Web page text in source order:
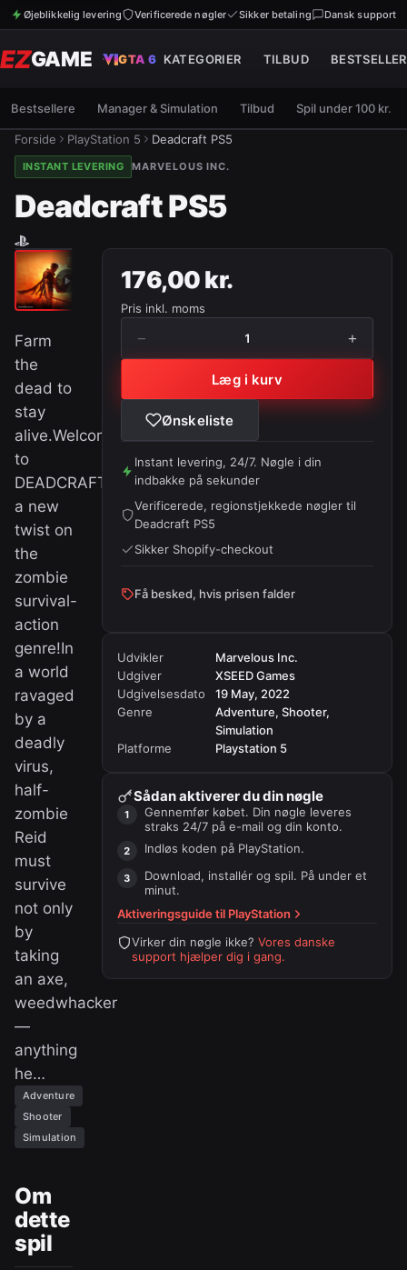
Øjeblikkelig levering Verificerede nøgler Sikker betaling Dansk support
EZGAME GTA 6 KATEGORIER TILBUD
Bestsellere Manager & Simulation Tilbud Spil under 100 kr.
Forside PlayStation 5 Deadcraft PS5
INSTANT LEVERING MARVELOUS INC.
Deadcraft PS5
Farm
the
dead to
stay
alive.Welcome
to
DEADCRAFT,
a new
twist on
the
zombie
survival-
action
genre!In
a world
ravaged
by a
deadly
virus,
half-
zombie
Reid
must
survive
not only
by
taking
an axe,
weedwhacker
—
anything
he…
Adventure
Shooter
Simulation
176,00 kr.
Pris inkl. moms
− 1 +
Læg i kurv
Ønskeliste
Instant levering, 24/7. Nøgle i din
indbakke på sekunder
Verificerede, regionstjekkede nøgler til
Deadcraft PS5
Sikker Shopify-checkout
Få besked, hvis prisen falder
Udvikler
Marvelous Inc.
Udgiver
XSEED Games
Udgivelsesdato
19 May, 2022
Genre
Adventure, Shooter,
Simulation
Platforme
Playstation 5
Sådan aktiverer du din nøgle
Gennemfør købet. Din nøgle leveres
straks 24/7 på e-mail og din konto.
Indløs koden på PlayStation.
Download, installér og spil. På under et
minut.
Aktiveringsguide til PlayStation
Virker din nøgle ikke? Vores danske
support hjælper dig i gang.
Om
dette
spil